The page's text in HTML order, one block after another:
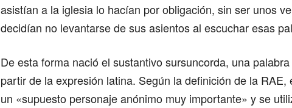
asistían a la iglesia lo hacían por obligación, sin ser unos
decidían no levantarse de sus asientos al escuchar esas
De esta forma nació el sustantivo sursuncorda, una
partir de la expresión latina. Según la definición de la
un «supuesto personaje anónimo muy importante» y se